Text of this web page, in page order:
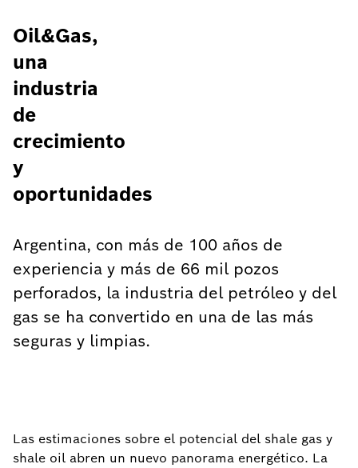
Oil&Gas,
una
industria
de
crecimiento
y
oportunidades
Argentina, con más de 100 años de
experiencia y más de 66 mil pozos
perforados, la industria del petróleo y del
gas se ha convertido en una de las más
seguras y limpias.
Las estimaciones sobre el potencial del shale gas y
shale oil abren un nuevo panorama energético. La